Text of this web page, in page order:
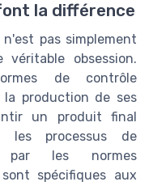
la différence
pas simplement
obsession.
de contrôle
production de ses
un produit final
les processus de
par les normes
spécifiques aux